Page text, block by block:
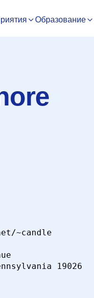
Образование
~candle